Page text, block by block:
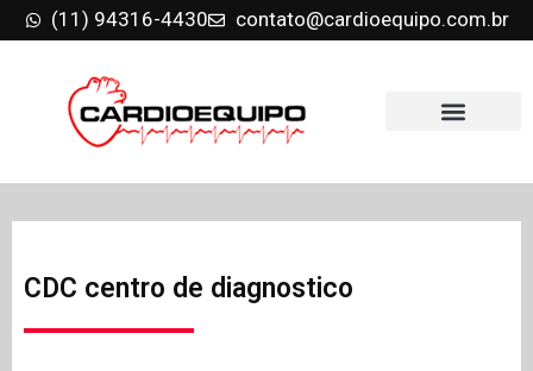
(11) 94316-4430 contato@cardioequipo.com.br
CDC centro de diagnostico